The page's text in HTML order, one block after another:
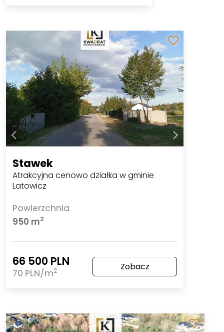
Stawek
Atrakcyjna cenowo działka w gminie
Latowicz
Powierzchnia
950 m2
66 500 PLN
70 PLN/m2 Zobacz